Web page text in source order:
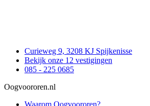
Curieweg 9, 3208 KJ Spijkenisse
Bekijk onze 12 vestigingen
085 - 225 0685
Oogvoororen.nl
Waarom Oogvoororen?